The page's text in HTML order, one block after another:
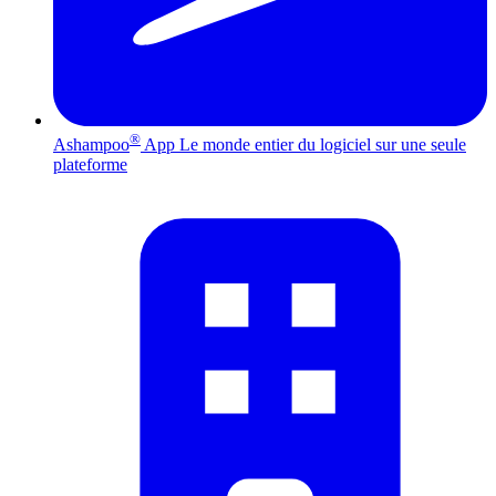
Ashampoo® App Le monde entier du logiciel sur une seule
plateforme